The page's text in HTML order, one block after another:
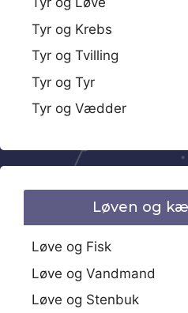
Tyr og Krebs
Tyr og Tvilling
Tyr og Tyr
Tyr og Vædder
Løven og
Løve og Fisk
Løve og Vandmand
Løve og Stenbuk